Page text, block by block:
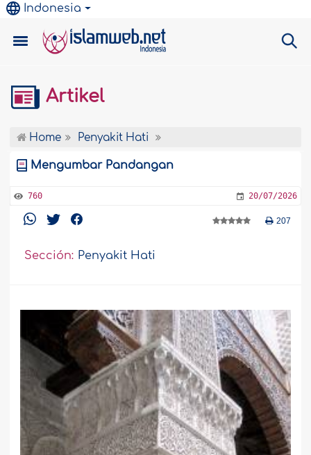
Indonesia
Artikel
Home Penyakit Hati
Mengumbar Pandangan
760 20/07/2026
207
Sección: Penyakit Hati